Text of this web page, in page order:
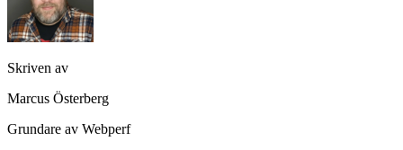
Skriven av
Marcus Österberg
Grundare av Webperf